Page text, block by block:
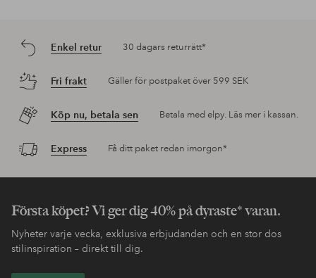
Enkel retur 30 dagars returrätt*
Fri frakt Gäller för postpaket över 599 SEK
Köp nu, betala sen Betala med elpy. Läs mer i kassan.
Express Få ditt paket redan imorgon*
Första köpet? Vi ger dig 40% på dyraste* varan.
Nyheter varje vecka, exklusiva erbjudanden och en stor dos
stilinspiration – direkt till dig.